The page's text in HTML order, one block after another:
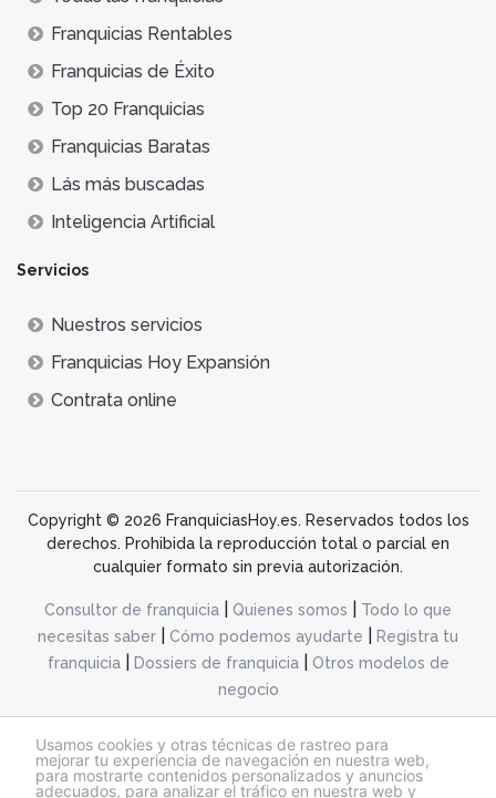
Usamos cookies y otras técnicas de rastreo para
mejorar tu experiencia de navegación en nuestra web,
para mostrarte contenidos personalizados y anuncios
adecuados, para analizar el tráfico en nuestra web y
Franquicias Rentables
Franquicias de Éxito
Top 20 Franquicias
Franquicias Baratas
Lás más buscadas
Inteligencia Artificial
Servicios
Nuestros servicios
Franquicias Hoy Expansión
Contrata online
Copyright © 2026 FranquiciasHoy.es. Reservados todos los
derechos. Prohibida la reproducción total o parcial en
cualquier formato sin previa autorización.
Consultor de franquicia Quienes somos
Todo lo que
necesitas saber
Cómo podemos ayudarte
Registra tu
franquicia| Dossiers de franquicia|
Otros modelos de
negocio
@franquiciashoy.es |Aviso legal| Política de cookies|Política de privacidad